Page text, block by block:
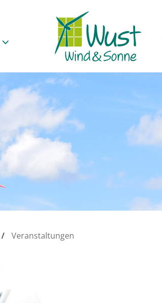
/ Veranstaltungen